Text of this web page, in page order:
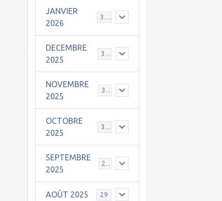
JANVIER
2026
31
DECEMBRE
2025
30
NOVEMBRE
2025
30
OCTOBRE
2025
31
SEPTEMBRE
2025
25
AOÛT 2025 29